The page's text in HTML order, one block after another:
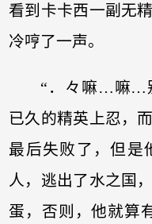
看到卡卡西一副无
冷哼了一声。
“．々嘛…嘛…
已久的精英上忍，
最后失败了，但是
人，逃出了水之国
蛋，否则，他就算